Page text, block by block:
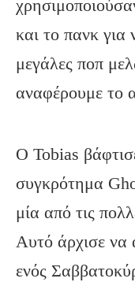
και το πανκ
μεγάλες ποπ
αναφέρουμε το
Ο Tobias
συγκρότημα
μία από τις
Αυτό άρχισε να
ενός